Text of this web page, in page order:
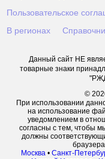
Пользовательское
В регионах
Данный сайт НЕ
товарные знаки
©
При использовании
на использование
уведомлением в
согласны с тем, чтобы
должны
Москва • Санкт-